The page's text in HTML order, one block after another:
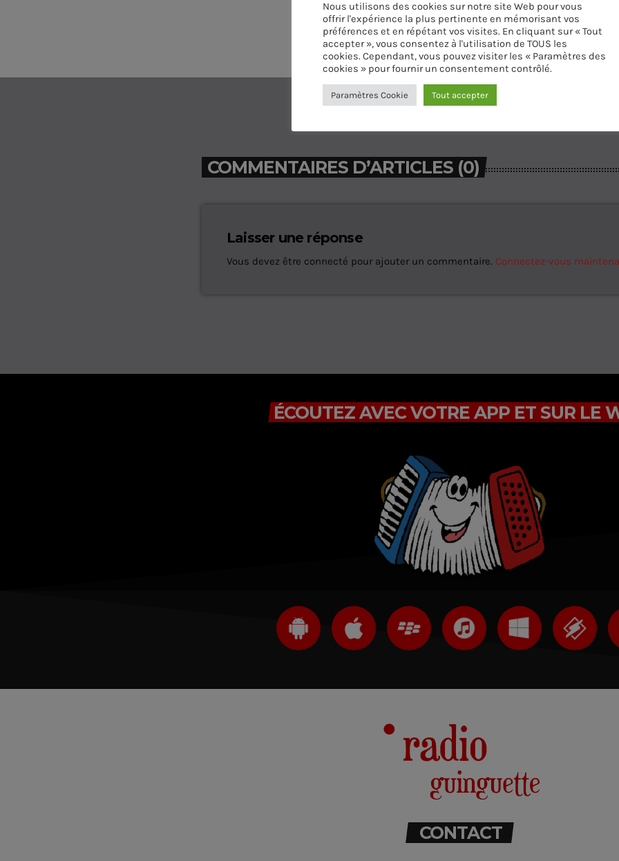
COMMENTAIRES D’ARTICLES (0)
Laisser une réponse
Vous devez être connecté pour ajouter un commentaire. Connectez-vous
ÉCOUTEZ AVEC VOTRE APP ET SUR LE
CONTACT
Nous utilisons des cookies sur notre site Web pour vous
offrir l'expérience la plus pertinente en mémorisant vos
préférences et en répétant vos visites. En cliquant sur « Tout
accepter », vous consentez à l'utilisation de TOUS les
cookies. Cependant, vous pouvez visiter les « Paramètres des
cookies » pour fournir un consentement contrôlé.
Paramètres Cookie Tout accepter